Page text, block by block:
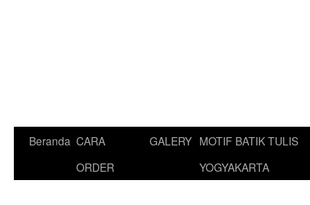
Beranda CARA
ORDER
GALERY MOTIF BATIK TULIS
YOGYAKARTA